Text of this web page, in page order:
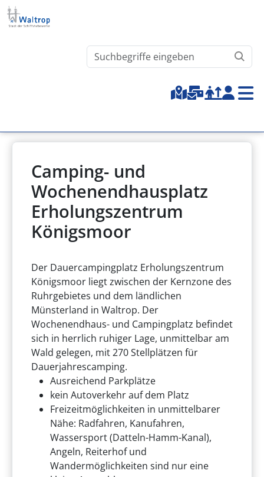
Direkt zum Inhalt
Waltrop.de durchsuchen
Top-Menu
Camping- und
Wochenendhausplatz
Erholungszentrum
Königsmoor
Der Dauercampingplatz Erholungszentrum
Königsmoor liegt zwischen der Kernzone des
Ruhrgebietes und dem ländlichen
Münsterland in Waltrop. Der
Wochenendhaus- und Campingplatz befindet
sich in herrlich ruhiger Lage, unmittelbar am
Wald gelegen, mit 270 Stellplätzen für
Dauerjahrescamping.
Ausreichend Parkplätze
kein Autoverkehr auf dem Platz
Freizeitmöglichkeiten in unmittelbarer
Nähe: Radfahren, Kanufahren,
Wassersport (Datteln-Hamm-Kanal),
Angeln, Reiterhof und
Wandermöglichkeiten sind nur eine